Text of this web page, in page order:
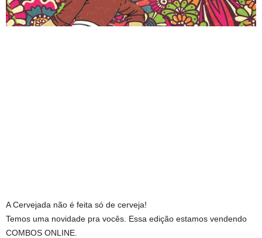
A Cervejada não é feita só de cerveja!
Temos uma novidade pra vocês. Essa edição estamos vendendo
COMBOS ONLINE.